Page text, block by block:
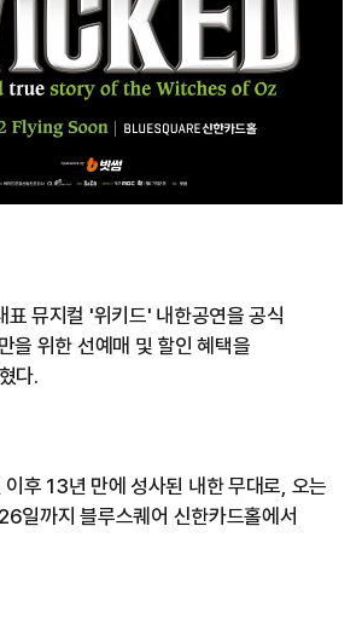
표 뮤지컬 '위키드' 내한공연을 공식
을 위한 선예매 및 할인 혜택을
다.
후 13년 만에 성사된 내한 무대로, 오는
일까지 블루스퀘어 신한카드홀에서